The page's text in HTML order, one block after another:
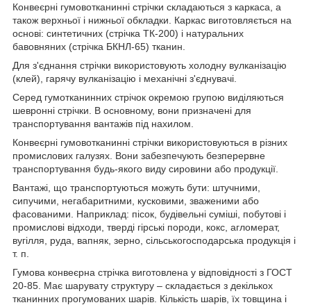
Конвеєрні гумовотканинні стрічки складаються з каркаса, а
також верхньої і нижньої обкладки. Каркас виготовляється на
основі: синтетичних (стрічка ТК-200) і натуральних
бавовняних (стрічка БКНЛ-65) тканин.
Для з'єднання стрічки використовують холодну вулканізацію
(клей), гарячу вулканізацію і механічні з'єднувачі.
Серед гумотканинних стрічок окремою групою виділяються
шевронні стрічки. В основному, вони призначені для
транспортування вантажів під нахилом.
Конвеєрні гумовотканинні стрічки використовуються в різних
промислових галузях. Вони забезпечують безперервне
транспортування будь-якого виду сировини або продукції.
Вантажі, що транспортуються можуть бути: штучними,
сипучими, негабаритними, кусковими, зваженими або
фасованими. Наприклад: пісок, будівельні суміші, побутові і
промислові відходи, тверді гірські породи, кокс, агломерат,
вугілля, руда, вапняк, зерно, сільськогосподарська продукція і
т. п.
Гумова конвеєрна стрічка виготовлена у відповідності з ГОСТ
20-85. Має шарувату структуру – складається з декількох
тканинних прогумованих шарів. Кількість шарів, їх товщина і